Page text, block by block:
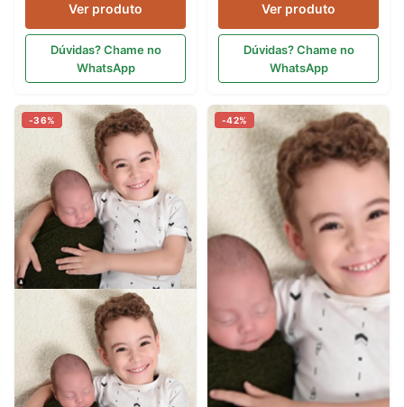
Ver produto
Dúvidas? Chame no
WhatsApp
Ver produto
Dúvidas? Chame no
WhatsApp
-36% -42%